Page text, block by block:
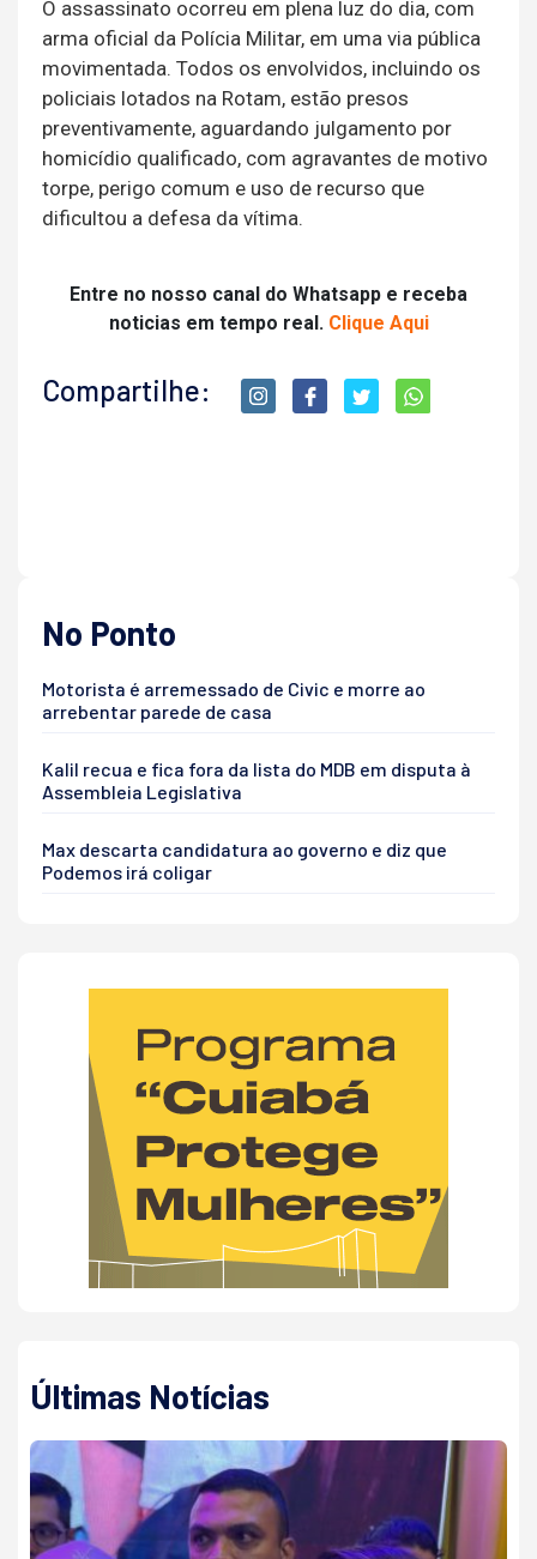
O assassinato ocorreu em plena luz do dia, com
arma oficial da Polícia Militar, em uma via pública
movimentada. Todos os envolvidos, incluindo os
policiais lotados na Rotam, estão presos
preventivamente, aguardando julgamento por
homicídio qualificado, com agravantes de motivo
torpe, perigo comum e uso de recurso que
dificultou a defesa da vítima.
Entre no nosso canal do Whatsapp e receba
noticias em tempo real. Clique Aqui
Compartilhe:
No Ponto
Motorista é arremessado de Civic e morre ao
arrebentar parede de casa
Kalil recua e fica fora da lista do MDB em disputa à
Assembleia Legislativa
Max descarta candidatura ao governo e diz que
Podemos irá coligar
Últimas Notícias